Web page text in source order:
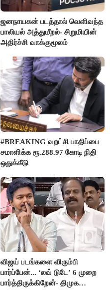
ஜனநாயகன் படத்தால் வெளிவந்த
பாலியல் அத்துமீறல்- சிறுமியின்
அதிர்ச்சி வாக்குமூலம்
#BREAKING வறட்சி பாதிப்பை
சமாளிக்க ரூ.288.97 கோடி நிதி
ஒதுக்கீடு
விஜய் படங்களை விரும்பி
பார்ப்பேன்... ‘லவ் டுடே’ 6 முறை
பார்த்திருக்கிறேன்- திமுக